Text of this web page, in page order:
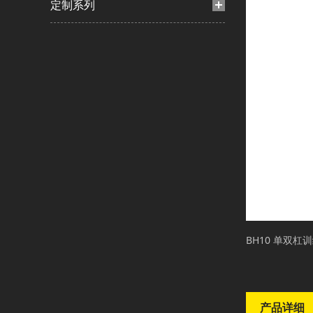
定制系列
BH10 单双杠
产品详细